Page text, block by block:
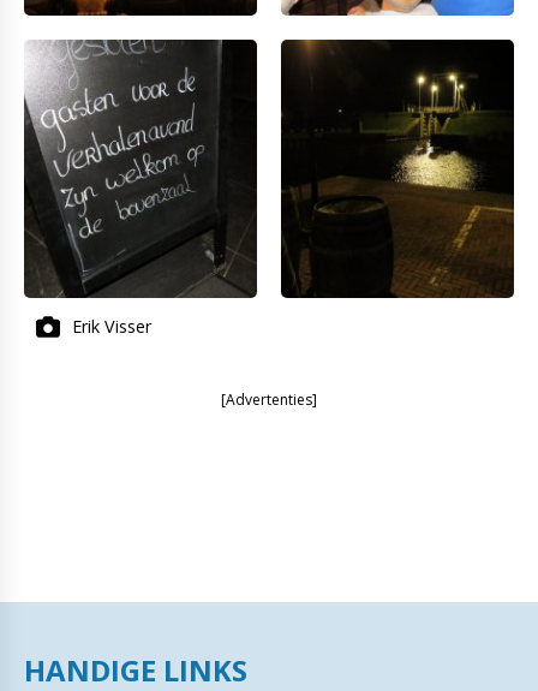
Erik Visser
[Advertenties]
HANDIGE LINKS